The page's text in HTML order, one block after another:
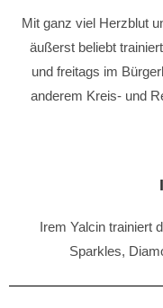
Mit ganz viel Herzblut
äußerst beliebt
und freitags im
anderem Kreis- und
Irem Yalcin trainiert
Sparkles,